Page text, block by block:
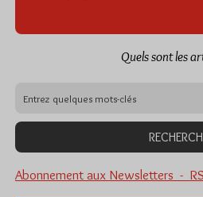
Quels sont les
Abonnement aux Newsletters -